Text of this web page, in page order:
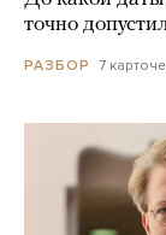
точно
РАЗБОР 7